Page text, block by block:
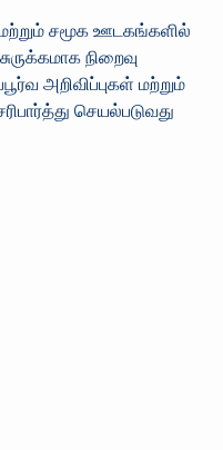
மற்றும் சமூக ஊடகங்களில்
நிறைவு
அறிவிப்புகள் மற்றும்
செயல்படுவது